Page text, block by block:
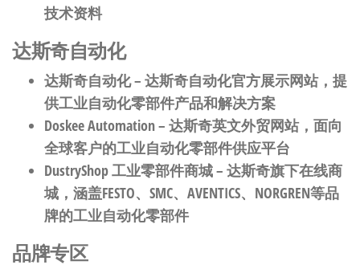
技术资料
达斯奇自动化
达斯奇自动化– 达斯奇自动化官方展示网站，提
供工业自动化零部件产品和解决方案
Doskee Automation– 达斯奇英文外贸网站，面向
全球客户的工业自动化零部件供应平台
DustryShop 工业零部件商城– 达斯奇旗下在线商
城，涵盖FESTO、SMC、AVENTICS、NORGREN等品
牌的工业自动化零部件
品牌专区